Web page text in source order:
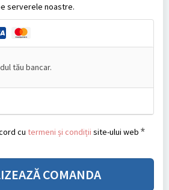
serverele noastre.
tău bancar.
cu termeni și condiții site-ului web *
COMANDA